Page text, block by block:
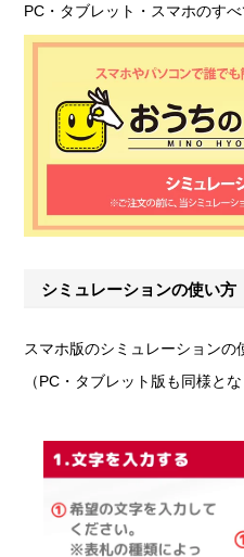
PC・タブレット・スマホのす
シミュレーションの使い方
スマホ版のシミュレーションの
（PC・タブレット版も同様とな